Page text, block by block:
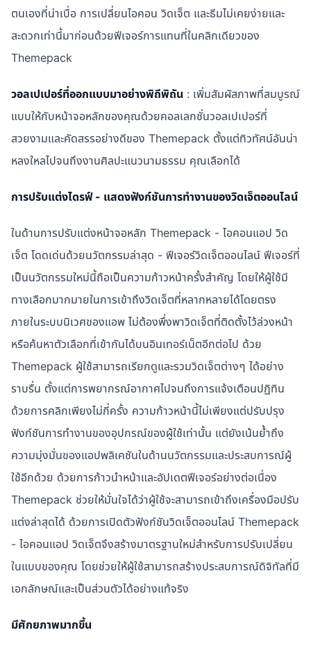
ตนเองที่น่าเบื่อ การเปลี่ยนไอคอน วิดเจ็ต และธีมไม่เคยง่ายและ
สะดวกเท่านี้มาก่อนด้วยฟีเจอร์การแทนที่ในคลิกเดียวของ
Themepack
วอลเปเปอร์ที่ออกแบบมาอย่างพิถีพิถัน : เพิ่มสัมผัสภาพที่สมบูรณ์
แบบให้กับหน้าจอหลักของคุณด้วยคอลเลกชั่นวอลเปเปอร์ที่
สวยงามและคัดสรรอย่างดีของ Themepack ตั้งแต่ทิวทัศน์อันน่า
หลงใหลไปจนถึงงานศิลปะแนวนามธรรม คุณเลือกได้
การปรับแต่งไดรฟ์ - แสดงฟังก์ชันการทำงานของวิดเจ็ตออนไลน์
ในด้านการปรับแต่งหน้าจอหลัก Themepack - ไอคอนแอป วิด
เจ็ต โดดเด่นด้วยนวัตกรรมล่าสุด - ฟีเจอร์วิดเจ็ตออนไลน์ ฟีเจอร์ที่
เป็นนวัตกรรมใหม่นี้ถือเป็นความก้าวหน้าครั้งสำคัญ โดยให้ผู้ใช้มี
ทางเลือกมากมายในการเข้าถึงวิดเจ็ตที่หลากหลายได้โดยตรง
ภายในระบบนิเวศของแอพ ไม่ต้องพึ่งพาวิดเจ็ตที่ติดตั้งไว้ล่วงหน้า
หรือค้นหาตัวเลือกที่เข้ากันได้บนอินเทอร์เน็ตอีกต่อไป ด้วย
Themepack ผู้ใช้สามารถเรียกดูและรวมวิดเจ็ตต่างๆ ได้อย่าง
ราบรื่น ตั้งแต่การพยากรณ์อากาศไปจนถึงการแจ้งเตือนปฏิทิน
ด้วยการคลิกเพียงไม่กี่ครั้ง ความก้าวหน้านี้ไม่เพียงแต่ปรับปรุง
ฟังก์ชันการทำงานของอุปกรณ์ของผู้ใช้เท่านั้น แต่ยังเน้นย้ำถึง
ความมุ่งมั่นของแอปพลิเคชันในด้านนวัตกรรมและประสบการณ์ผู้
ใช้อีกด้วย ด้วยการก้าวนำหน้าและอัปเดตฟีเจอร์อย่างต่อเนื่อง
Themepack ช่วยให้มั่นใจได้ว่าผู้ใช้จะสามารถเข้าถึงเครื่องมือปรับ
แต่งล่าสุดได้ ด้วยการเปิดตัวฟังก์ชันวิดเจ็ตออนไลน์ Themepack
- ไอคอนแอป วิดเจ็ตจึงสร้างมาตรฐานใหม่สำหรับการปรับเปลี่ยน
ในแบบของคุณ โดยช่วยให้ผู้ใช้สามารถสร้างประสบการณ์ดิจิทัลที่มี
เอกลักษณ์และเป็นส่วนตัวได้อย่างแท้จริง
มีศักยภาพมากขึ้น